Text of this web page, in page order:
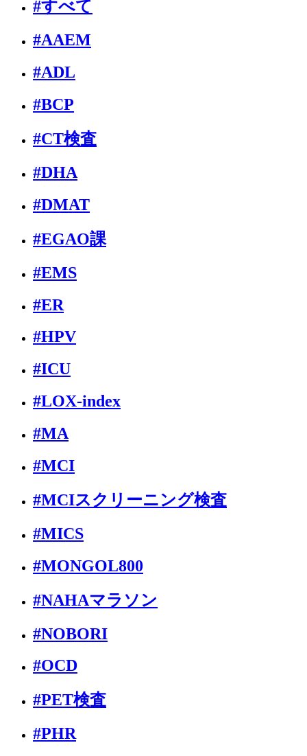
#すべて
#AAEM
#ADL
#BCP
#CT検査
#DHA
#DMAT
#EGAO課
#EMS
#ER
#HPV
#ICU
#LOX-index
#MA
#MCI
#MCIスクリーニング検査
#MICS
#MONGOL800
#NAHAマラソン
#NOBORI
#OCD
#PET検査
#PHR